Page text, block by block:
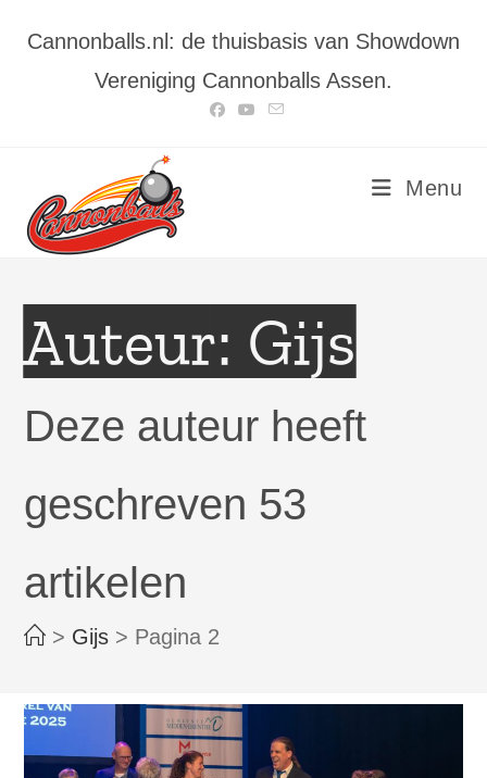
naarCannonballs.nl: de thuisbasis van Showdown
Vereniging Cannonballs Assen.
Menu
Auteur: Gijs
Deze auteur heeft
geschreven 53
artikelen
> Gijs > Pagina 2